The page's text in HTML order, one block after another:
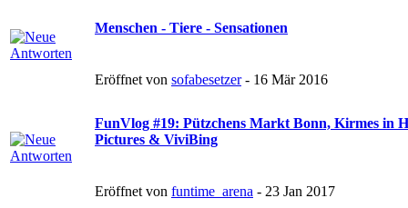
Menschen - Tiere - Sensationen
Eröffnet von sofabesetzer- 16 Mär 2016
FunVlog #19: Pützchens Markt Bonn, Kirmes in
Pictures & ViviBing
Eröffnet von funtime_arena - 23 Jan 2017